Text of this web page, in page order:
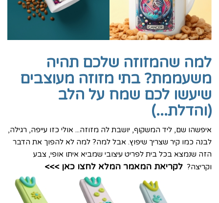
למה שהמזוזה שלכם תהיה
משעממת? בתי מזוזה מעוצבים
שיעשו לכם שמח על הלב
(והדלת...)
איפשהו שם, ליד המשקוף, יושבת לה מזוזה... אולי כזו עייפה, רגילה,
לבנה כמו קיר שצריך שיפוץ. אבל למה? למה לא להפוך את הדבר
הזה שנמצא בכל בית לפריט עיצובי שמביא איתו אופי, צבע
וקריצה? לקריאת המאמר המלא לחצו כאן >>>